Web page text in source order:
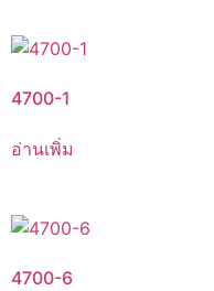
4700-1
อ่านเพิ่ม
4700-6